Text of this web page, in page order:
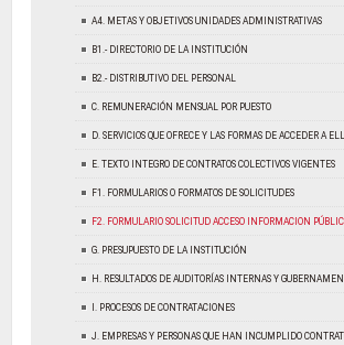
A4. METAS Y OBJETIVOS UNIDADES ADMINISTRATIVAS
B1.- DIRECTORIO DE LA INSTITUCIÓN
B2.- DISTRIBUTIVO DEL PERSONAL
C. REMUNERACIÓN MENSUAL POR PUESTO
D. SERVICIOS QUE OFRECE Y LAS FORMAS DE ACCEDER A
E. TEXTO INTEGRO DE CONTRATOS COLECTIVOS VIGENTES
F1. FORMULARIOS O FORMATOS DE SOLICITUDES
F2. FORMULARIO SOLICITUD ACCESO INFORMACION
G. PRESUPUESTO DE LA INSTITUCIÓN
H. RESULTADOS DE AUDITORÍAS INTERNAS Y
I. PROCESOS DE CONTRATACIONES
J. EMPRESAS Y PERSONAS QUE HAN INCUMPLIDO